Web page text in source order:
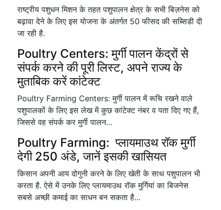
राष्ट्रीय पशुधन मिशन के तहत पशुपालन क्षेत्र के सभी बिज़नेस को
बढ़ावा देने के लिए इस योजना के अंतर्गत 50 फीसद की सब्सिडी दी
जा रही है.
Poultry Centers: मुर्गी पालन केंद्रों से
संपर्क करने की पूरी लिस्ट, अपने राज्य के
मुताबिक करें कांटेक्ट
Poultry Farming Centers: मुर्गी पालन में रूचि रखने वाले
पशुपालकों के लिए इस लेख में कुछ कांटेक्ट नंबर व पता दिए गए हैं,
जिससे वह संपर्क कर मुर्गी पालन…
Poultry Farming: प्लायमाउथ रॉक मुर्गी
देगी 250 अंडे, जानें इसकी खासियत
किसान अपनी आय दोगुनी करने के लिए खेती के साथ पशुपालन भी
करता है. ऐसे में उनके लिए प्लायमाउथ रॉक मुर्गियां का बिजनेस
सबसे अच्छी कमाई का साधन बन सकता है…